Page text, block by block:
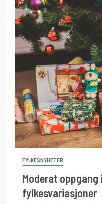
FYLKESNYHETER
Moderat oppgang
fylkesvariasjoner